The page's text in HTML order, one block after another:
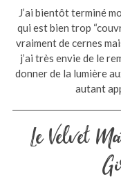
J’ai bientôt terminé
qui est bien trop
vraiment de cernes
j’ai très envie de le
donner de la lumière
autant
Le Velvet